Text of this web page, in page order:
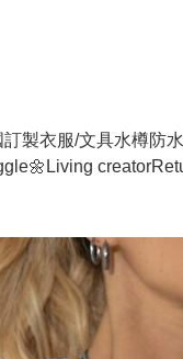
訂製衣服/文具水樽防
Living creator